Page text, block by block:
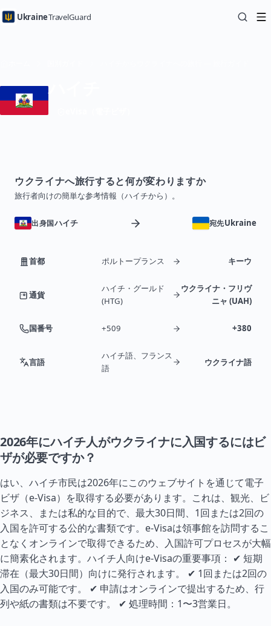
UkraineTravelGuard
ウクライナへ旅行すると何が変わりますか
旅行者向けの簡単な参考情報（ハイチから）。
出身国ハイチ 宛先Ukraine
首都 ポルトープランス キーウ
通貨
ハイチ・グールド
(HTG)
ウクライナ・フリヴ
ニャ (UAH)
国番号 +509 +380
言語
ハイチ語、フランス
語
ウクライナ語
2026年にハイチ人がウクライナに入国するにはビ
ザが必要ですか？
はい、ハイチ市民は2026年にこのウェブサイトを通じて電子
ビザ（e-Visa）を取得する必要があります。これは、観光、ビ
ジネス、または私的な目的で、最大30日間、1回または2回の
入国を許可する公的な書類です。e-Visaは領事館を訪問するこ
となくオンラインで取得できるため、入国許可プロセスが大幅
に簡素化されます。ハイチ人向けe-Visaの重要事項： ✔ 短期
滞在（最大30日間）向けに発行されます。 ✔ 1回または2回の
入国のみ可能です。 ✔ 申請はオンラインで提出するため、行
列や紙の書類は不要です。 ✔ 処理時間：1〜3営業日。